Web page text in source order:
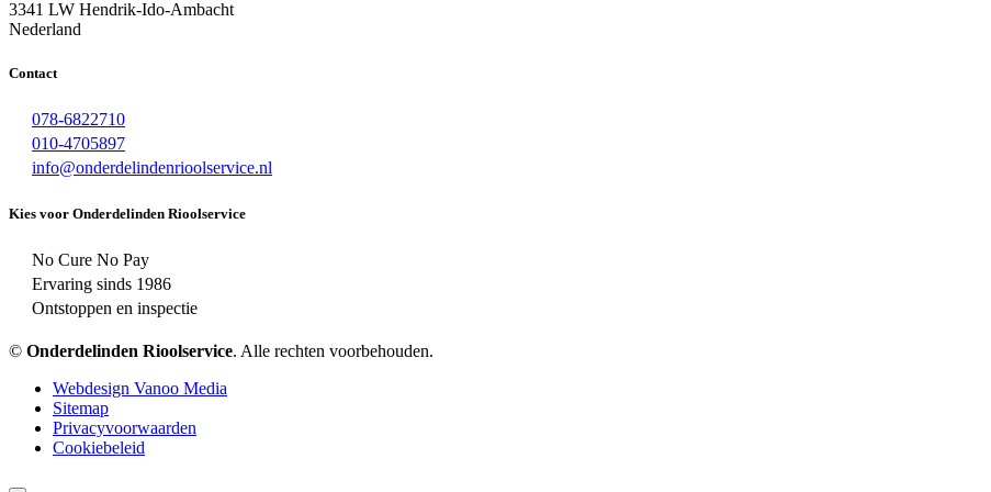
3341 LW Hendrik-Ido-Ambacht
Nederland
Contact
078-6822710
010-4705897
info@onderdelindenrioolservice.nl
Kies voor Onderdelinden Rioolservice
No Cure No Pay
Ervaring sinds 1986
Ontstoppen en inspectie
© Onderdelinden Rioolservice. Alle rechten voorbehouden.
Webdesign Vanoo Media
Sitemap
Privacyvoorwaarden
Cookiebeleid